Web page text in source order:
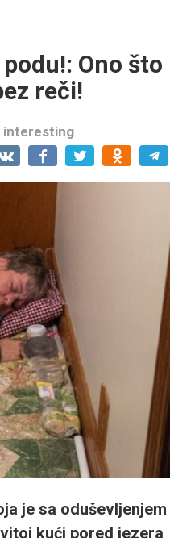
Ono što
reči!
interesting
je sa oduševljenjem
kući pored jezera